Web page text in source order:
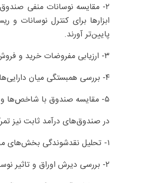
۲- مقایسه نوسانات منفی
ابزارها برای کنترل نوسانات
پایین‌تر آورند.
۳- ارزیابی مفروضات خرید و فروش دوره‌ای سهام به‌منظور اطمینان از به‌روز بودن تحلیل‌ها.
۴- بررسی همبستگی میان دارایی‌های پرتفو با هدف کاهش ریسک غیرسیستماتیک.
۵- مقایسه صندوق با شاخص‌ها و رقبا، تحلیل دلایل نوسانات عملکرد و تلاش برای ایجاد روندی باثبات.
در صندوق‌های درآمد ثابت نیز
۱- تحلیل نقدشوندگی بخش‌های مختلف صندوق اعم از بانک‌ها، اوراق و سهام در سناریوهای مختلف.
۲- بررسی دیرش اوراق و تاثیر نوسانات نرخ بهره بر ارزش آنها.